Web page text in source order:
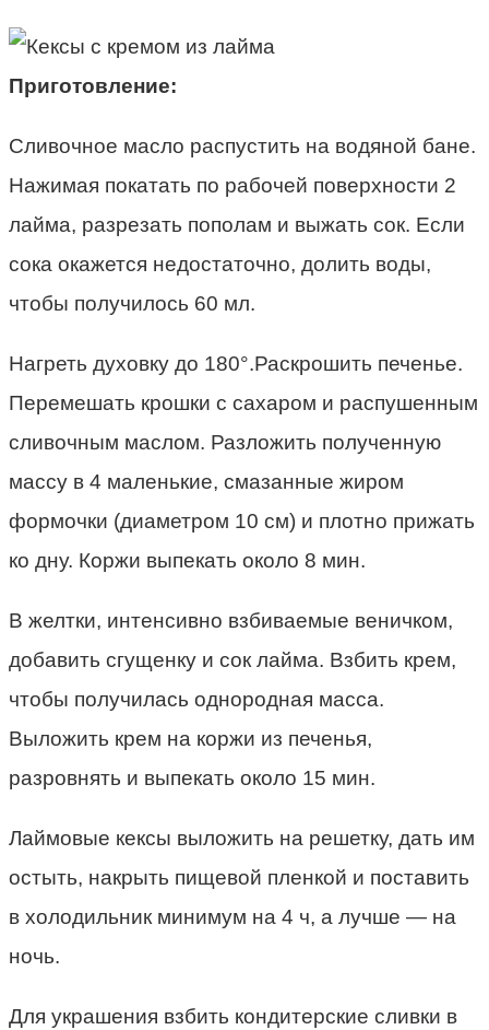
Приготовление:
Сливочное масло распустить на водяной бане.
Нажимая покатать по рабочей поверхности 2
лайма, разрезать пополам и выжать сок. Если
сока окажется недостаточно, долить воды,
чтобы получилось 60 мл.
Нагреть духовку до 180°.Раскрошить печенье.
Перемешать крошки с сахаром и распушенным
сливочным маслом. Разложить полученную
массу в 4 маленькие, смазанные жиром
формочки (диаметром 10 см) и плотно прижать
ко дну. Коржи выпекать около 8 мин.
В желтки, интенсивно взбиваемые веничком,
добавить сгущенку и сок лайма. Взбить крем,
чтобы получилась однородная масса.
Выложить крем на коржи из печенья,
разровнять и выпекать около 15 мин.
Лаймовые кексы выложить на решетку, дать им
остыть, накрыть пищевой пленкой и поставить
в холодильник минимум на 4 ч, а лучше — на
ночь.
Для украшения взбить кондитерские сливки в